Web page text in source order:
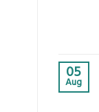
05
Aug